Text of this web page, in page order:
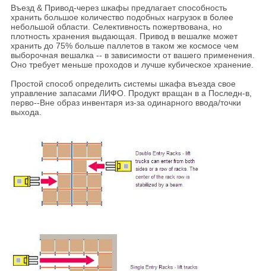
Въезд & Привод-через шкафы предлагает способность
хранить большое количество подобных нагрузок в более
небольшой области. Селективность пожертвована, но
плотность хранения выдающая. Привод в вешалке может
хранить до 75% больше паллетов в таком же космосе чем
выборочная вешалка -- в зависимости от вашего применения.
Оно требует меньше проходов и лучше кубическое хранение.
Простой способ определить системы шкафа въезда свое
управление запасами ЛИФО. Продукт вращан в а Последн-в,
перво--Вне образ инвентаря из-за одинарного ввода/точки
выхода.